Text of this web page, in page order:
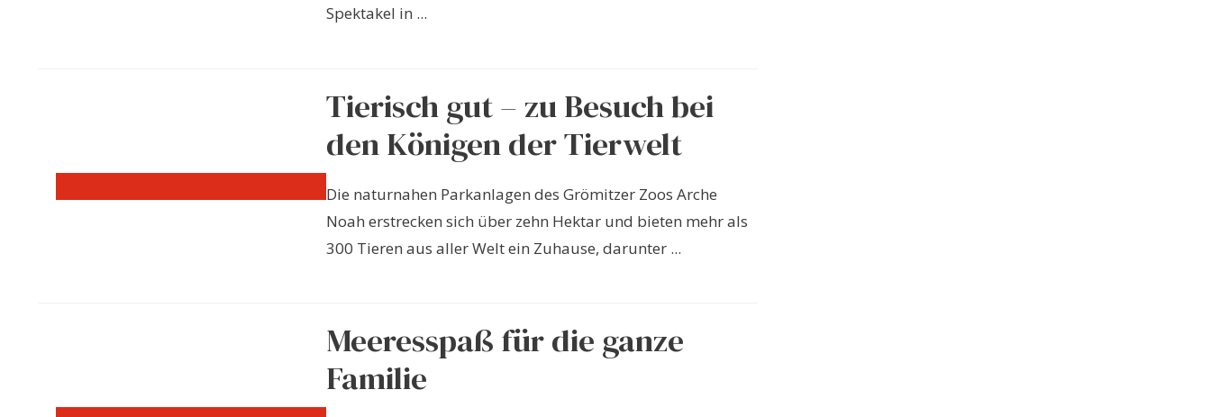
Spektakel in ...
Tierisch gut – zu Besuch bei
den Königen der Tierwelt
Die naturnahen Parkanlagen des Grömitzer Zoos Arche
Noah erstrecken sich über zehn Hektar und bieten mehr als
300 Tieren aus aller Welt ein Zuhause, darunter ...
Meeresspaß für die ganze
Familie